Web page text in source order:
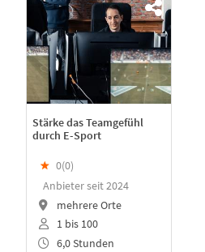
Stärke das Teamgefühl
durch E-Sport
★ 0(0)
Anbieter seit 2024
mehrere Orte
1 bis 100
6,0 Stunden